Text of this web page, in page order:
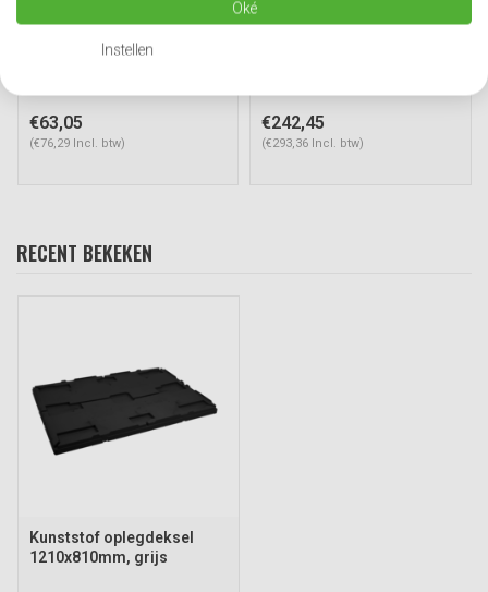
1200x800x200mm,
kunststof 4 scharnieren
€63,05
(€76,29 Incl. btw)
1211x811x902mm, 590 liter
€242,45
(€293,36 Incl. btw)
RECENT BEKEKEN
Kunststof oplegdeksel
1210x810mm, grijs
Oké
Instellen